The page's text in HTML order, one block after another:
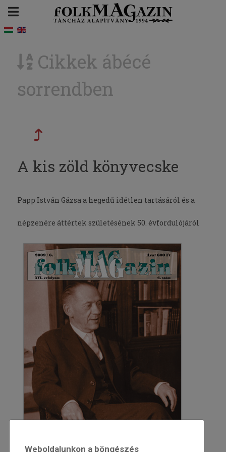
Cikkek ábécé
sorrendben
A kis zöld könyvecske
Papp István Gázsa a hegedű idétlen tartásáról és a
népzenére áttértek születésének 50. évfordulójáról
Weboldalunkon a böngészés